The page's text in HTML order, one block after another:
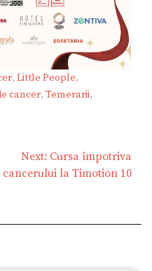
, Little People,
cancer, Temerarii,
Next: Cursa împotriva
cancerului la Timotion 10